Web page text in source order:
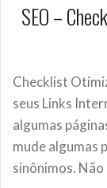
SEO –
Checklist
seus Links
algumas
mude algumas
sinônimos.